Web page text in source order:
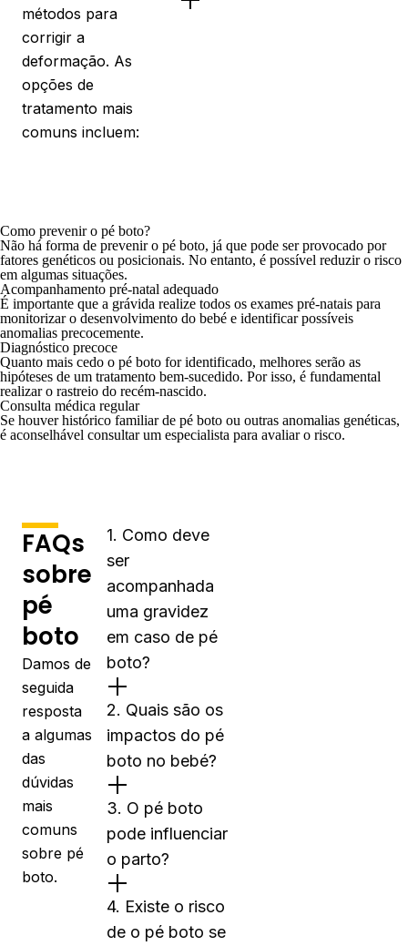
métodos para
corrigir a
deformação. As
opções de
tratamento mais
comuns incluem:
Como prevenir o pé boto?
Não há forma de prevenir o pé boto, já que pode ser provocado por
fatores genéticos ou posicionais. No entanto, é possível reduzir o risco
em algumas situações.
Acompanhamento pré-natal adequado
É importante que a grávida realize todos os exames pré-natais para
monitorizar o desenvolvimento do bebé e identificar possíveis
anomalias precocemente.
Diagnóstico precoce
Quanto mais cedo o pé boto for identificado, melhores serão as
hipóteses de um tratamento bem-sucedido. Por isso, é fundamental
realizar o rastreio do recém-nascido.
Consulta médica regular
Se houver histórico familiar de pé boto ou outras anomalias genéticas,
é aconselhável consultar um especialista para avaliar o risco.
FAQs
sobre
pé
boto
Damos de
seguida
resposta
a algumas
das
dúvidas
mais
comuns
sobre pé
boto.
1. Como deve
ser
acompanhada
uma gravidez
em caso de pé
boto?
2. Quais são os
impactos do pé
boto no bebé?
3. O pé boto
pode influenciar
o parto?
4. Existe o risco
de o pé boto se